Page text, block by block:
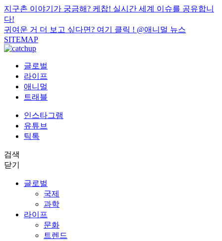
지구촌 이야기가 궁금해? 케찹! 실시간 세계 이슈를 공유합니
다!
귀여운 거 더 보고 싶다면? 여기 클릭 ! @애니멀 뉴스
SITEMAP
글로벌
라이프
애니멀
트래블
인스타그램
유튜브
틱톡
검색
닫기
글로벌
국제
과학
라이프
문화
트렌드